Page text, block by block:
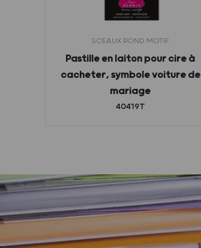
SCEAUX ROND MOTIF
Pastille en laiton pour cire à
cacheter, symbole voiture de
mariage
40419T